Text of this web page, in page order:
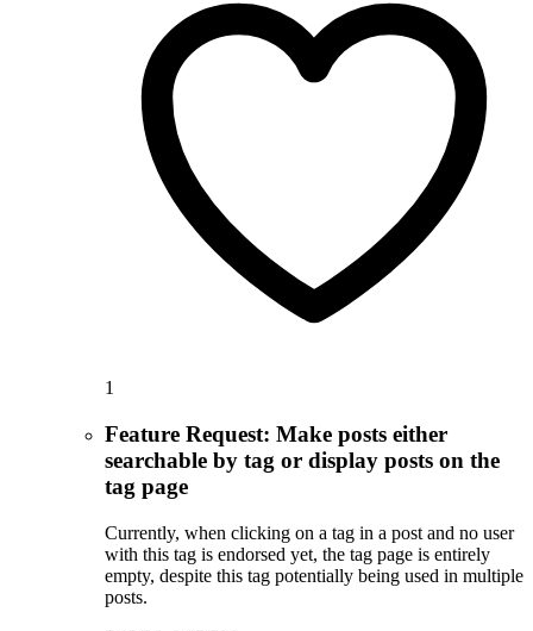
1
Feature Request: Make posts either
searchable by tag or display posts on the
tag page
Currently, when clicking on a tag in a post and no user
with this tag is endorsed yet, the tag page is entirely
empty, despite this tag potentially being used in multiple
posts.